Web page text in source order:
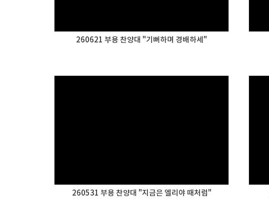
260621 부용 찬양대 "기뻐하며 경배하세"
260531 부용 찬양대 "지금은 엘리야 때처럼"